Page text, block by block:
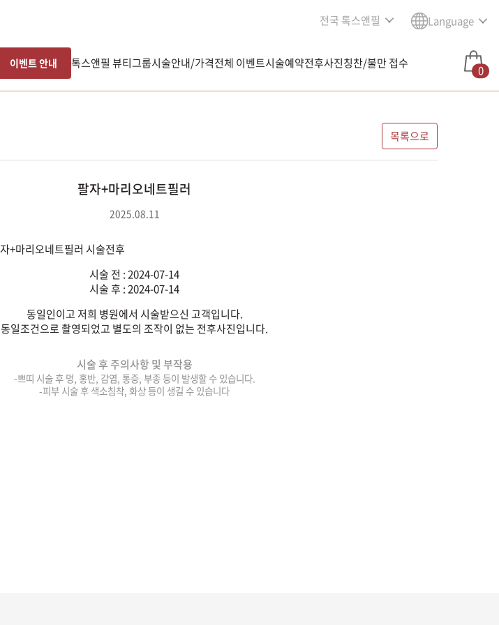
전국 톡스앤필 Language
이벤트 안내 톡스앤필 뷰티그룹시술안내/가격전체 이벤트시술예약전후사진칭찬/불만 접수 0
목록으로
팔자+마리오네트필러
2025.08.11
시술 전 : 2024-07-14
시술 후 : 2024-07-14
동일인이고 저희 병원에서 시술받으신 고객입니다.
동일조건으로 촬영되었고 별도의 조작이 없는 전후사진입니다.
시술 후 주의사항 및 부작용
-쁘띠 시술 후 멍, 홍반, 감염, 통증, 부종 등이 발생할 수 있습니다.
-피부 시술 후 색소침착, 화상 등이 생길 수 있습니다